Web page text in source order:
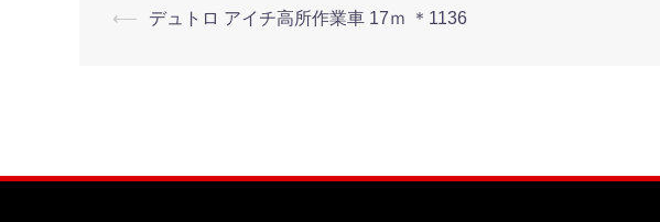
⟵ デュトロ アイチ高所作業車 17ｍ ＊1136